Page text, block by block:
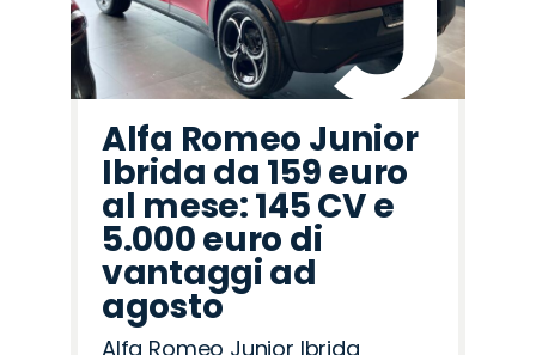
Alfa Romeo Junior
Ibrida da 159 euro
al mese: 145 CV e
5.000 euro di
vantaggi ad
agosto
Alfa Romeo Junior Ibrida